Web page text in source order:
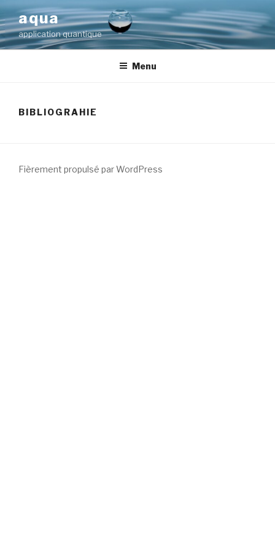
Aller
au
contenu
principal
aqua
application quantique
Menu
BIBLIOGRAHIE
Fièrement propulsé par WordPress